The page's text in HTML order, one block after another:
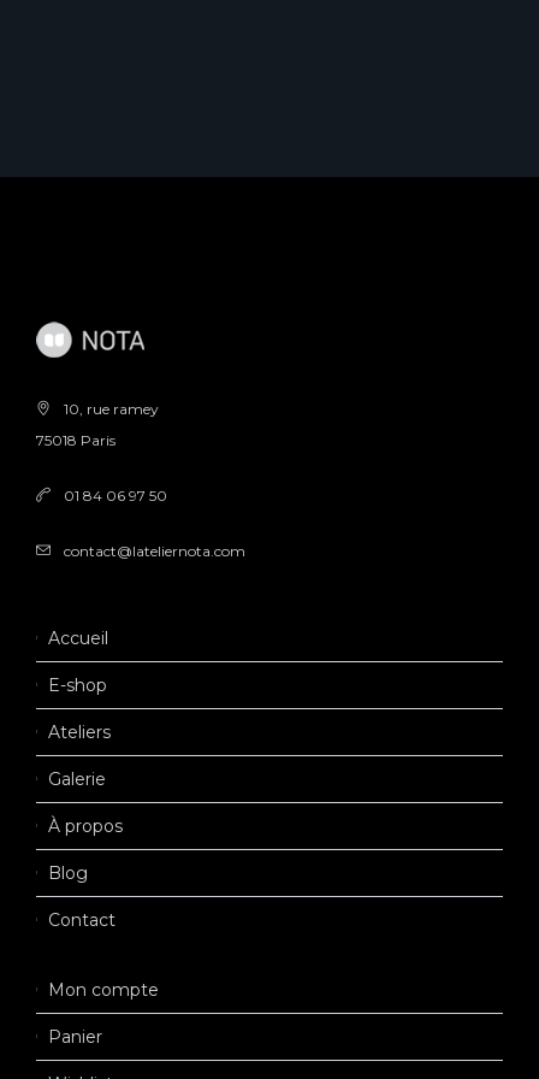
10, rue ramey
75018 Paris
01 84 06 97 50
contact@lateliernota.com
Accueil
E-shop
Ateliers
Galerie
À propos
Blog
Contact
Mon compte
Panier